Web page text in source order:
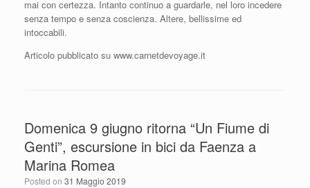
mai con certezza. Intanto continuo a guardarle, nel loro incedere
senza tempo e senza coscienza. Altere, bellissime ed
intoccabili.
Articolo pubblicato su www.carnetdevoyage.it
Domenica 9 giugno ritorna “Un Fiume di
Genti”, escursione in bici da Faenza a
Marina Romea
Posted on 31 Maggio 2019